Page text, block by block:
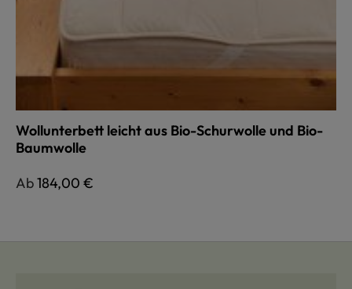
Wollunterbett leicht aus Bio-Schurwolle und Bio-
Baumwolle
Regulärer Preis:
Ab184,00 €